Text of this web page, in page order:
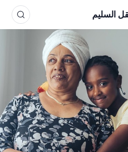
السليم